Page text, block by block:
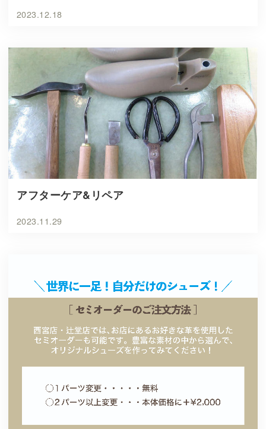
2023.12.18
アフターケア&リペア
2023.11.29